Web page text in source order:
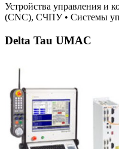
Устройства управления и
(CNC), СЧПУ • Системы
Delta Tau UMAC